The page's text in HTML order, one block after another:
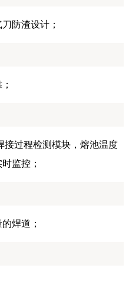
防渣设计；
接过程检测模块，熔池温度
监控；
焊道；